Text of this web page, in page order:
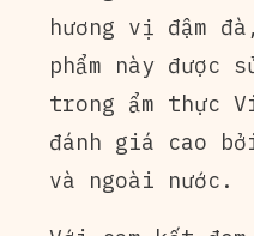
hương vị đậm
phẩm này được
trong ẩm thực
đánh giá cao
và ngoài nước.